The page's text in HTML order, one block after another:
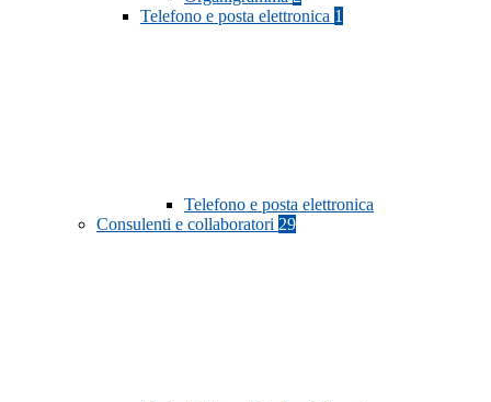
Telefono e posta elettronica 1
Telefono e posta elettronica
Consulenti e collaboratori 29